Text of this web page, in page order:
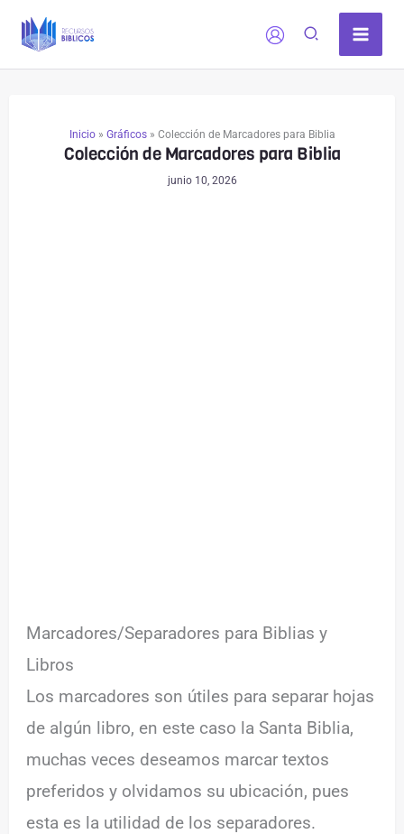
Inicio» Gráficos» Colección de Marcadores para Biblia
Colección de Marcadores para Biblia
junio 10, 2026
Marcadores/Separadores para Biblias y
Libros
Los marcadores son útiles para separar hojas
de algún libro, en este caso la Santa Biblia,
muchas veces deseamos marcar textos
preferidos y olvidamos su ubicación, pues
esta es la utilidad de los separadores.